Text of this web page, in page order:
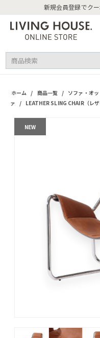
新規会員登録でク
ホーム / 商品一覧 / ソファ・オ
ァ
/ LEATHER SLING CHAIR（レザ
NEW